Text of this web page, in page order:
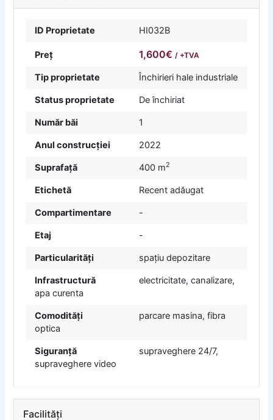
ID Proprietate HI032B
Preț 1,600€ / +TVA
Tip proprietate Închirieri hale industriale
Status proprietate De închiriat
Număr băi 1
Anul construcției 2022
Suprafață 400 m2
Etichetă Recent adăugat
Compartimentare -
Etaj -
Particularități spațiu depozitare
Infrastructură
electricitate, canalizare,
apa curenta
Comodități
parcare masina, fibra
optica
Siguranță
supraveghere 24/7,
supraveghere video
Facilități